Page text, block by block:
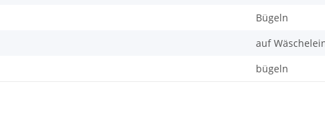
Bügeln
auf
bügeln